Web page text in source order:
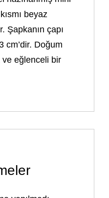
beyaz
Şapkanın çapı
cm’dir. Doğum
eğlenceli bir